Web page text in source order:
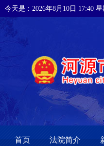
今天是：2026年8月10日 17:40
首页 法院简介